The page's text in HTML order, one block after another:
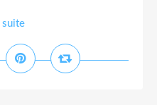
suite